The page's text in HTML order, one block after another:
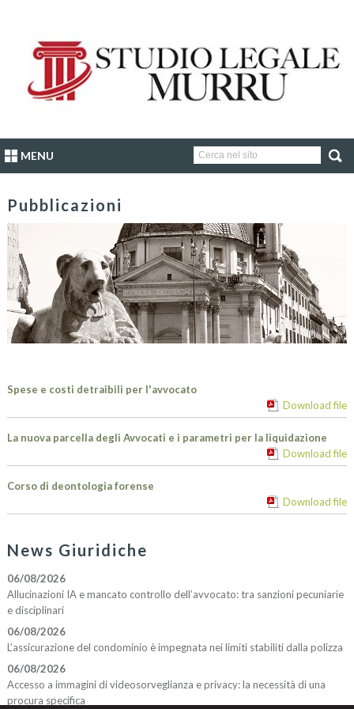
MENU
Pubblicazioni
Spese e costi detraibili per l'avvocato
Download file
La nuova parcella degli Avvocati e i parametri per la liquidazione
Download file
Corso di deontologia forense
Download file
News Giuridiche
06/08/2026
Allucinazioni IA e mancato controllo dell’avvocato: tra sanzioni pecuniarie
e disciplinari
06/08/2026
L’assicurazione del condominio è impegnata nei limiti stabiliti dalla polizza
06/08/2026
Accesso a immagini di videosorveglianza e privacy: la necessità di una
procura specifica